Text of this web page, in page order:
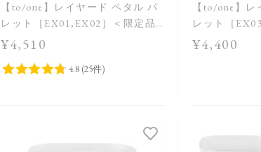
【to/one】レイヤード ペタル パ
レット［EX01,EX02］＜限定品
＞
¥4,510
【to/one】
レット［
AW Collection
¥4,400